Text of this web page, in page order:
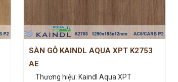
SÀN GỖ KAINDL AQUA XPT K2753
AE
Thương hiệu: Kaindl Aqua XPT